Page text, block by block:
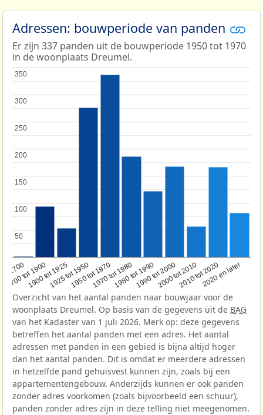
Adressen: bouwperiode van panden
Er zijn 337 panden uit de bouwperiode 1950 tot 1970
in de woonplaats Dreumel.
1700
1700 tot 1900
1900 tot 19251925 tot 19501950 tot 19701970 tot 19801980 tot 19901990 tot 20002000 tot 20102010 tot 20202020 en later
50
50
100
100
150
150
200
200
250
250
300
300
350
350
Overzicht van het aantal panden naar bouwjaar voor de
woonplaats Dreumel. Op basis van de gegevens uit de BAG
van het Kadaster van 1 juli 2026. Merk op: deze gegevens
betreffen het aantal panden met een adres. Het aantal
adressen met panden in een gebied is bijna altijd hoger
dan het aantal panden. Dit is omdat er meerdere adressen
in hetzelfde pand gehuisvest kunnen zijn, zoals bij een
appartementengebouw. Anderzijds kunnen er ook panden
zonder adres voorkomen (zoals bijvoorbeeld een schuur),
panden zonder adres zijn in deze telling niet meegenomen.